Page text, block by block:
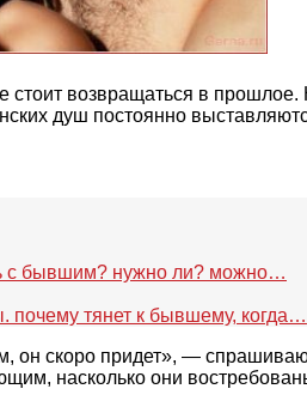
возвращаться в
душ постоянно
с бывшим? нужно ли? можно…
почему тянет к бывшему, когда…
он скоро придет», —
насколько они